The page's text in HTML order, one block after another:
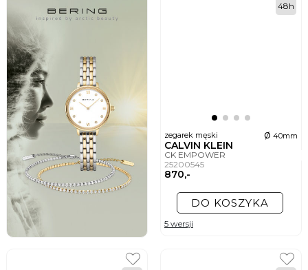
zegarek męski ø 40mm
CALVIN KLEIN
CK EMPOWER
25200545
870,-
48h
DO KOSZYKA
5 wersji